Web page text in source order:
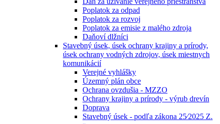
Poplatok za odpad
Poplatok za rozvoj
Poplatok za emisie z malého zdroja
Daňoví dlžníci
Stavebný úsek, úsek ochrany krajiny a prírody,
úsek ochrany vodných zdrojov, úsek miestnych
komunikácií
Verejné vyhlášky
Územný plán obce
Ochrana ovzdušia - MZZO
Ochrany krajiny a prírody - výrub drevín
Doprava
Stavebný úsek - podľa zákona 25⁄2025 Z.